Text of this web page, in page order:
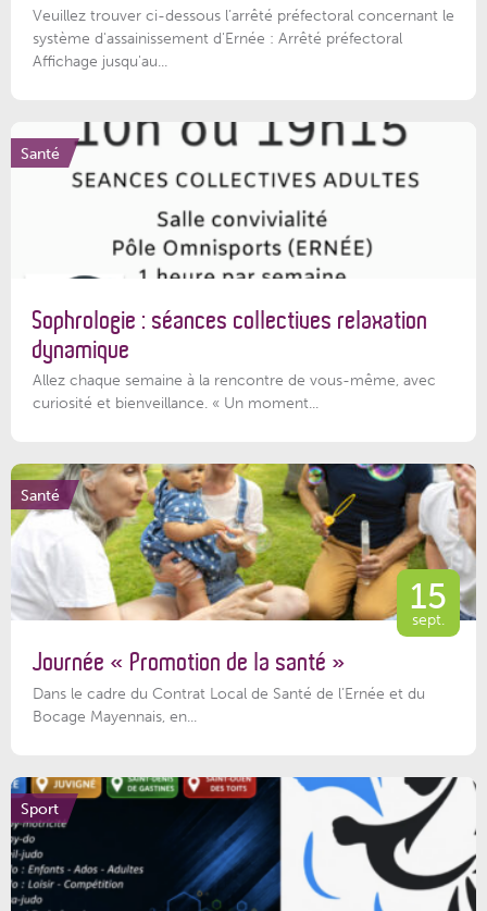
Veuillez trouver ci-dessous l’arrêté préfectoral concernant le
système d'assainissement d'Ernée : Arrêté préfectoral
Affichage jusqu'au...
Santé
Sophrologie : séances collectives relaxation
dynamique
Allez chaque semaine à la rencontre de vous-même, avec
curiosité et bienveillance. « Un moment...
Santé
15
sept.
Journée « Promotion de la santé »
Dans le cadre du Contrat Local de Santé de l’Ernée et du
Bocage Mayennais, en...
Sport